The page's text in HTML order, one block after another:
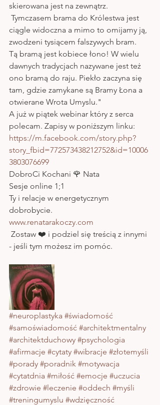
skierowana jest na zewnątrz.
ciągle widoczna a mimo to omijamy ją,
zwodzeni tysiącem falszywych bram.
Tą bramą jest kobiece łono! W wielu
dawnych tradycjach nazywane jest też
ono bramą do raju. Piekło zaczyna się
tam, gdzie zamykane są Bramy Łona a
otwierane Wrota Umyslu."
A już w piątek webinar który z serca
polecam. Zapisy w poniższym linku:
https://m.facebook.com/story.php?
story_fbid=772573438212752&id=10006
3803076699
DobroCi Kochani 🌹 Nata
Sesje online 1;1
Ty i relacje w energetycznym
dobrobycie.
www.renatarakoczy.com
- jeśli tym możesz im pomóc.
#neuroplastyka #świadomość
#samoświadomość #architektmentalny
#architektduchowy #psychologia
#afirmacje #cytaty #wibracje #złotemyśli
#porady #poradnik #motywacja
#cytatdnia #miłość #emocje #uczucia
#zdrowie #leczenie #oddech #myśli
#treningumyslu #wdzięczność